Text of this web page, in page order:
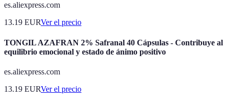
es.aliexpress.com
13.19 EURVer el precio
TONGIL AZAFRAN 2% Safranal 40 Cápsulas - Contribuye al
equilibrio emocional y estado de ánimo positivo
es.aliexpress.com
13.19 EURVer el precio